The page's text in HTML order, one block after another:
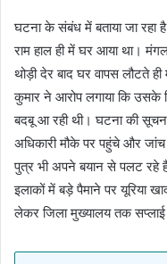
घटना के संबंध में बताया जा रहा
राम हाल ही में घर आया था।
थोड़ी देर बाद घर वापस लौटते
कुमार ने आरोप लगाया कि उसके
बदबू आ रही थी। घटना की
अधिकारी मौके पर पहुंचे और
पुत्र भी अपने बयान से पलट रहे
इलाकों में बड़े पैमाने पर यूरिया
लेकर जिला मुख्यालय तक सप्लाई